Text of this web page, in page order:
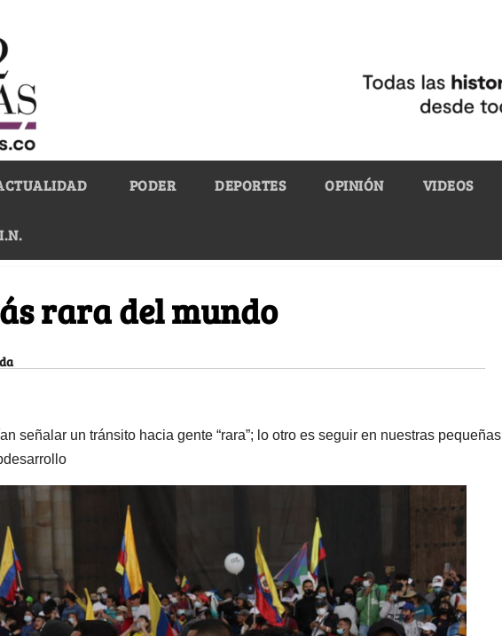
PODER DEPORTES OPINIÓN VIDEOS
rara del mundo
señalar un tránsito hacia gente “rara”; lo otro es seguir en nuestras pequeñas